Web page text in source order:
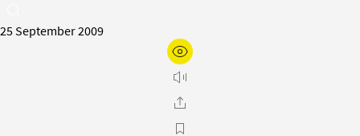
25 September 2009